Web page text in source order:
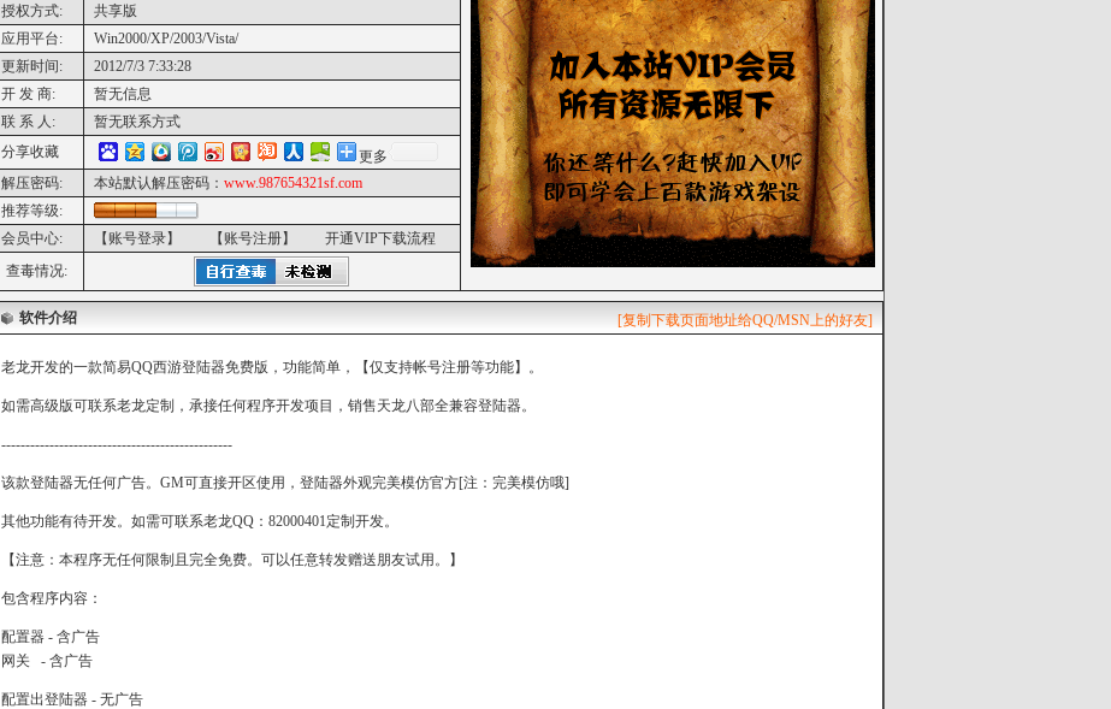
授权方式:
共享版
应用平台:
Win2000/XP/2003/Vista/
更新时间:
2012/7/3 7:33:28
开 发 商:
暂无信息
联 系 人:
暂无联系方式
分享收藏
更多
解压密码:
本站默认解压密码： www.987654321sf.com
推荐等级:
会员中心:
【账号登录】 【账号注册】
开通VIP下载流程
查毒情况:
[复制下载页面地址给QQ/MSN上的好友]
软件介绍
老龙开发的一款简易QQ西游登陆器免费版，功能简单，【仅支持帐号注册等功能】。
如需高级版可联系老龙定制，承接任何程序开发项目，销售天龙八部全兼容登陆器。
------------------------------------------------
该款登陆器无任何广告。GM可直接开区使用，登陆器外观完美模仿官方[注：完美模仿哦]
其他功能有待开发。如需可联系老龙QQ：82000401定制开发。
【注意：本程序无任何限制且完全免费。可以任意转发赠送朋友试用。】
包含程序内容：
配置器 - 含广告
网关 - 含广告
配置出登陆器 - 无广告